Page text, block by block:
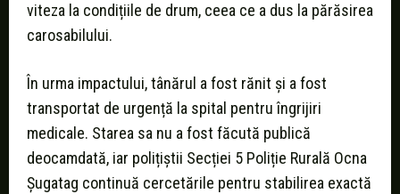
viteza la condițiile de drum, ceea ce a dus la părăsirea
carosabilului.
În urma impactului, tânărul a fost rănit și a fost
transportat de urgență la spital pentru îngrijiri
medicale. Starea sa nu a fost făcută publică
deocamdată, iar polițiștii Secției 5 Poliție Rurală Ocna
Șugatag continuă cercetările pentru stabilirea exactă